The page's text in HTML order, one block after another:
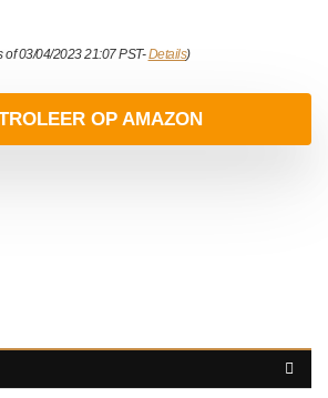
of 03/04/2023 21:07 PST-Details)
OP AMAZON